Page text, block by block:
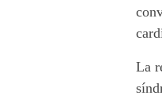
v
s
La